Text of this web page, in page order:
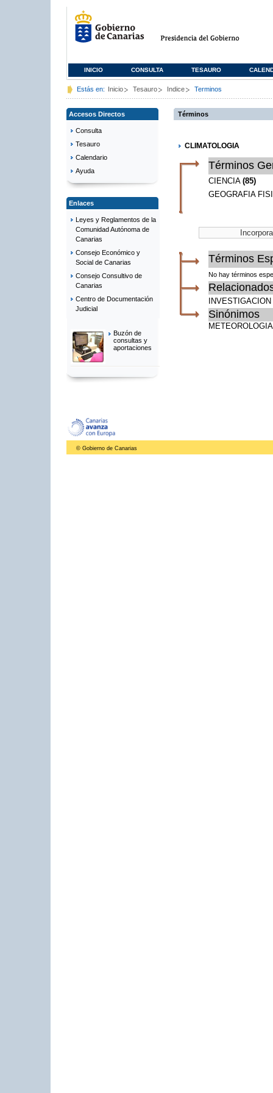
INICIO CONSULTA TESAURO
Estás en: Inicio Tesauro Indice Terminos
Accesos Directos
Consulta
Tesauro
Calendario
Ayuda
Enlaces
Leyes y Reglamentos de la
Comunidad Autónoma de
Canarias
Consejo Económico y
Social de Canarias
Consejo Consultivo de
Canarias
Centro de Documentación
Judicial
Buzón de
consultas y
aportaciones
Términos
CLIMATOLOGIA
Términos
CIENCIA (85)
GEOGRAFIA
Términos
No hay términos
INVESTIGACION
Sinónimos
METEOROLOGIA
© Gobierno de Canarias